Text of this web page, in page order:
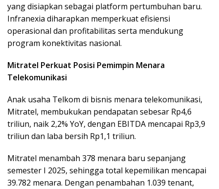
yang disiapkan sebagai platform pertumbuhan baru.
Infranexia diharapkan memperkuat efisiensi
operasional dan profitabilitas serta mendukung
program konektivitas nasional.
Mitratel Perkuat Posisi Pemimpin Menara
Telekomunikasi
Anak usaha Telkom di bisnis menara telekomunikasi,
Mitratel, membukukan pendapatan sebesar Rp4,6
triliun, naik 2,2% YoY, dengan EBITDA mencapai Rp3,9
triliun dan laba bersih Rp1,1 triliun.
Mitratel menambah 378 menara baru sepanjang
semester I 2025, sehingga total kepemilikan mencapai
39.782 menara. Dengan penambahan 1.039 tenant,